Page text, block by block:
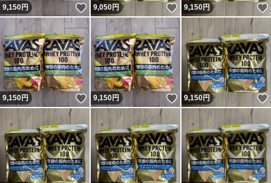
9,150円 いいね！
9,050円 いいね！
9,150円
9,150円 いいね！
9,150円 いいね！
9,150円